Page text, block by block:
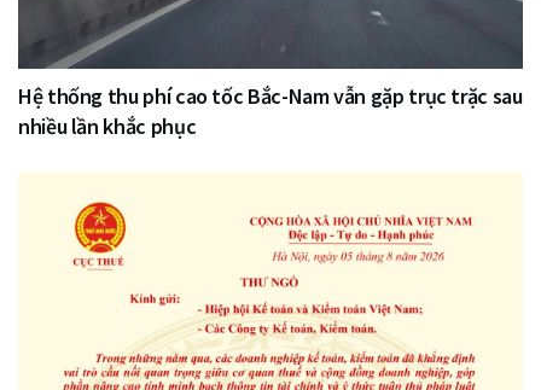
Hệ thống thu phí cao tốc Bắc-Nam vẫn gặp trục trặc sau
nhiều lần khắc phục